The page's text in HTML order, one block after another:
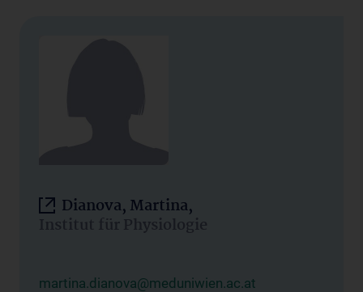
Dianova, Martina,
Institut für Physiologie
martina.dianova@meduniwien.ac.at